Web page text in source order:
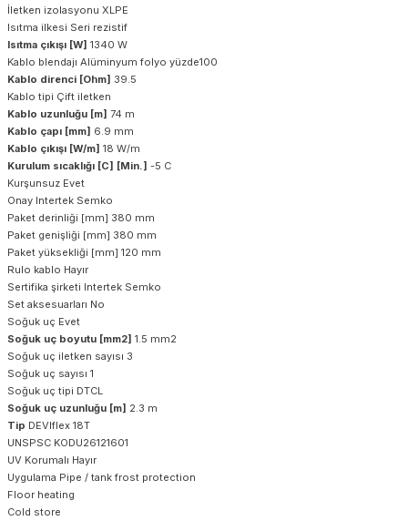
İletken izolasyonu XLPE
Isıtma ilkesi Seri rezistif
Isıtma çıkışı [W] 1340 W
Kablo blendajı Alüminyum folyo yüzde100
Kablo direnci [Ohm] 39.5
Kablo tipi Çift iletken
Kablo uzunluğu [m] 74 m
Kablo çapı [mm] 6.9 mm
Kablo çıkışı [W/m] 18 W/m
Kurulum sıcaklığı [C] [Min.] -5 C
Kurşunsuz Evet
Onay Intertek Semko
Paket derinliği [mm] 380 mm
Paket genişliği [mm] 380 mm
Paket yüksekliği [mm] 120 mm
Rulo kablo Hayır
Sertifika şirketi Intertek Semko
Set aksesuarları No
Soğuk uç Evet
Soğuk uç boyutu [mm2] 1.5 mm2
Soğuk uç iletken sayısı 3
Soğuk uç sayısı 1
Soğuk uç tipi DTCL
Soğuk uç uzunluğu [m] 2.3 m
Tip DEVIflex 18T
UNSPSC KODU26121601
UV Korumalı Hayır
Uygulama Pipe / tank frost protection
Floor heating
Cold store